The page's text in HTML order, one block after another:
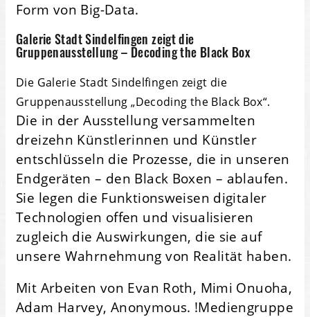
Form von Big-Data.
Galerie Stadt Sindelfingen zeigt die
Gruppenausstellung – Decoding the Black Box
Die Galerie Stadt Sindelfingen zeigt die
Gruppenausstellung „Decoding the Black Box“.
Die in der Ausstellung versammelten
dreizehn Künstlerinnen und Künstler
entschlüsseln die Prozesse, die in unseren
Endgeräten – den Black Boxen – ablaufen.
Sie legen die Funktionsweisen digitaler
Technologien offen und visualisieren
zugleich die Auswirkungen, die sie auf
unsere Wahrnehmung von Realität haben.
Mit Arbeiten von Evan Roth, Mimi Onuoha,
Adam Harvey, Anonymous. !Mediengruppe